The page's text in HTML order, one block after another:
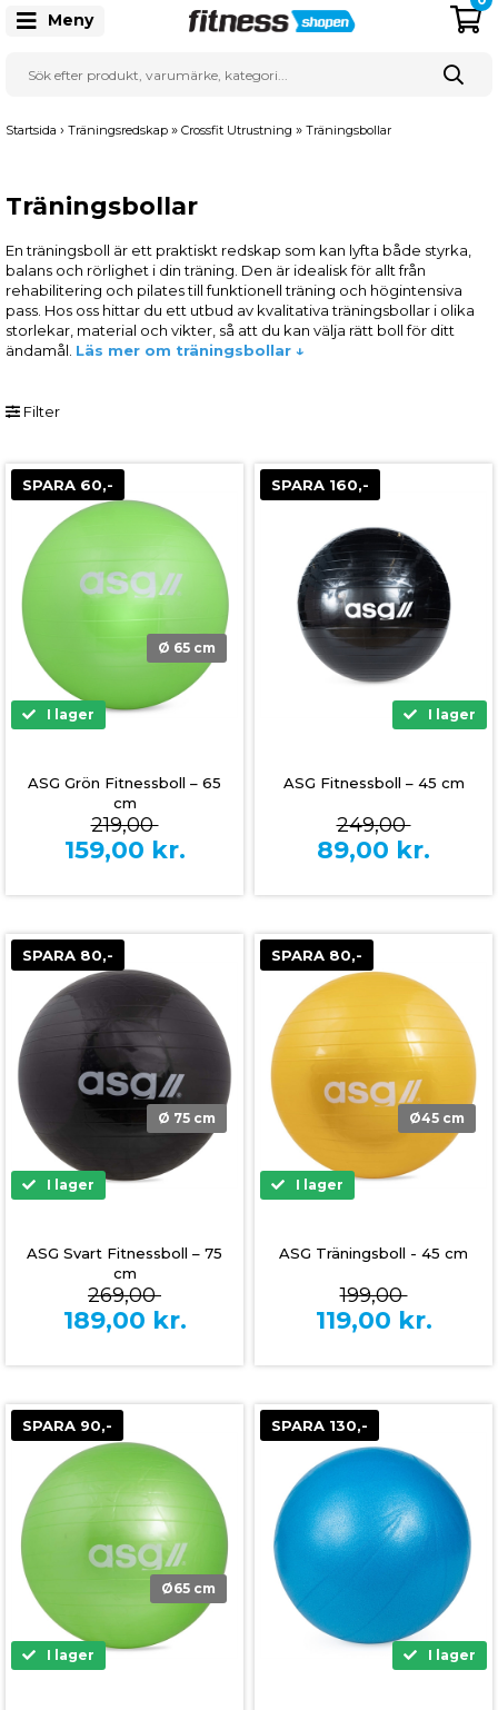
Meny
Startsida › Träningsredskap » Crossfit Utrustning » Träningsbollar
Träningsbollar
En träningsboll är ett praktiskt redskap som kan lyfta både styrka,
balans och rörlighet i din träning. Den är idealisk för allt från
rehabilitering och pilates till funktionell träning och högintensiva
pass. Hos oss hittar du ett utbud av kvalitativa träningsbollar i olika
storlekar, material och vikter, så att du kan välja rätt boll för ditt
ändamål. Läs mer om träningsbollar ↓
Filter
SPARA 60,-
Ø 65 cm
I lager
ASG Grön Fitnessboll – 65
cm
219,00
159,00 kr.
SPARA 160,-
I lager
ASG Fitnessboll – 45 cm
249,00
89,00 kr.
SPARA 80,-
Ø 75 cm
I lager
ASG Svart Fitnessboll – 75
cm
269,00
189,00 kr.
SPARA 80,-
Ø45 cm
I lager
ASG Träningsboll - 45 cm
199,00
119,00 kr.
SPARA 90,-
Ø65 cm
I lager
SPARA 130,-
I lager